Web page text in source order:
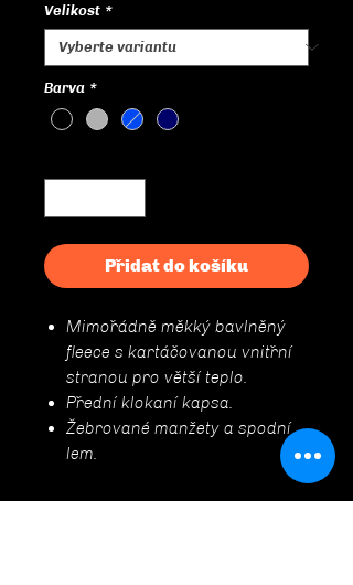
Velikost *
Barva *
Přidat do košíku
Mimořádně měkký bavlněný
fleece s kartáčovanou vnitřní
stranou pro větší teplo.
Přední klokaní kapsa.
Žebrované manžety a spodní
lem.